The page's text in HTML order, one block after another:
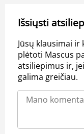
Išsiųsti
Jūsų klausimai
plėtoti Mascus
atsiliepimus ir,
galima greičiau.